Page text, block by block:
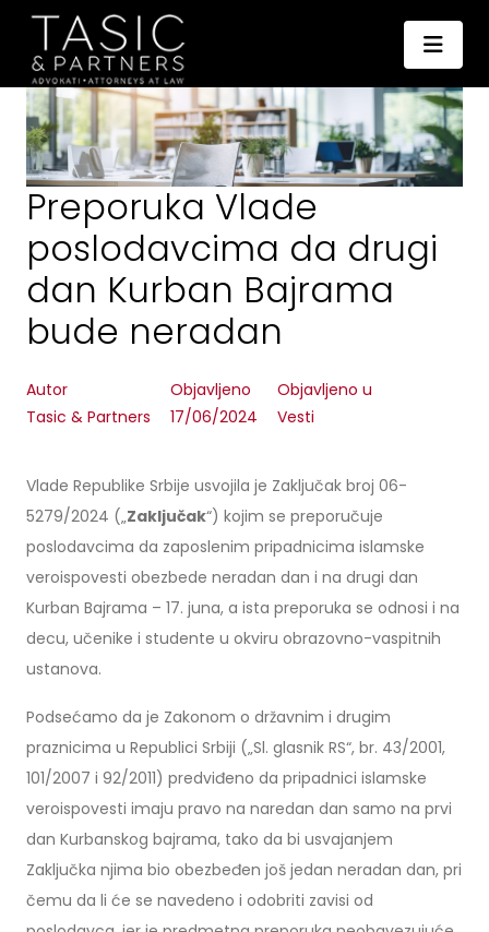
Preporuka Vlade
poslodavcima da drugi
dan Kurban Bajrama
bude neradan
Autor
Tasic & Partners
Objavljeno
17/06/2024
Objavljeno u
Vesti
Vlade Republike Srbije usvojila je Zaključak broj 06-
5279/2024 („Zaključak“) kojim se preporučuje
poslodavcima da zaposlenim pripadnicima islamske
veroispovesti obezbede neradan dan i na drugi dan
Kurban Bajrama – 17. juna, a ista preporuka se odnosi i na
decu, učenike i studente u okviru obrazovno-vaspitnih
ustanova.
Podsećamo da je Zakonom o državnim i drugim
praznicima u Republici Srbiji („Sl. glasnik RS“, br. 43/2001,
101/2007 i 92/2011) predviđeno da pripadnici islamske
veroispovesti imaju pravo na naredan dan samo na prvi
dan Kurbanskog bajrama, tako da bi usvajanjem
Zaključka njima bio obezbeđen još jedan neradan dan, pri
čemu da li će se navedeno i odobriti zavisi od